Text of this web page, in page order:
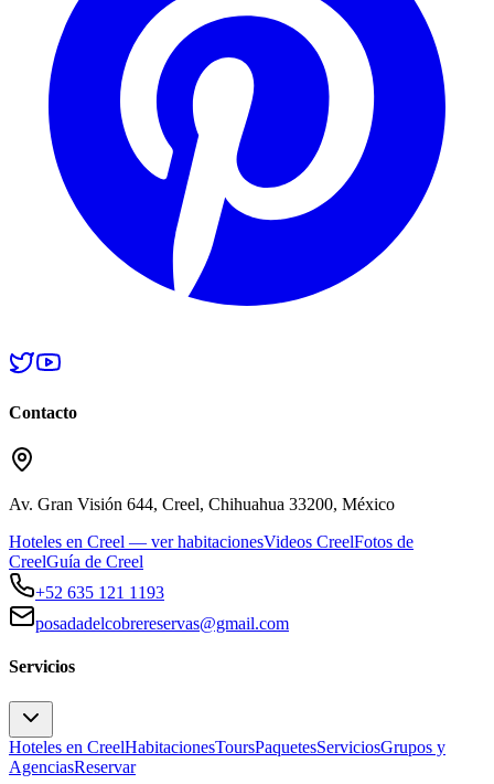
Contacto
Av. Gran Visión 644, Creel, Chihuahua 33200, México
Hoteles en Creel — ver habitacionesVideos CreelFotos de
CreelGuía de Creel
+52 635 121 1193
posadadelcobrereservas@gmail.com
Servicios
Hoteles en CreelHabitacionesToursPaquetesServiciosGrupos y
AgenciasReservar